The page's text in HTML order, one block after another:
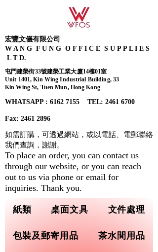
宏豐文儀有限公司
W A N G F U N G O F F I C E S U P P L I E S
L T D.
屯門建榮街33號建榮工業大廈14樓01室
Unit 1401, Kin Wing Industrial Building, 33
Kin Wing St, Tuen Mun, Hong Kong
WHATSAPP : 6162 7155​ TEL: 2461 6700
Fax: 2461 2896
紙類 桌面文具 文件處理
包裝及郵寄用品 茶水間用品
如需訂購，可透過網站，或以電話、電郵聯絡
我們查詢， 謝謝。
To place an order, you can contact us
through our website, or you can reach
out to us via phone or email for
inquiries. Thank you.